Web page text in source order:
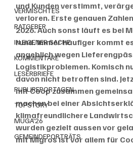
VERMISCHTES
RATGEBER
IN EIGENER SACHE
KOMMENTARE
LESERBRIEFE
PUBLIREPORTAGEN
TOPSTORY
MUGA'26
GEMEINDEPORTRÄTS
und Kunden verstimmt,
verloren. Erste genauen
2026. Auch sonst läuft es bei
rund. Immer häufiger kommt
angeblich wegen
Logistikproblemen. Komisch
davon nicht betroffen sind.
mit Coop zusammen
machen bei einer
klimafreundlichere
wurden gezielt aussen vor
mit Migros ist vor allem für